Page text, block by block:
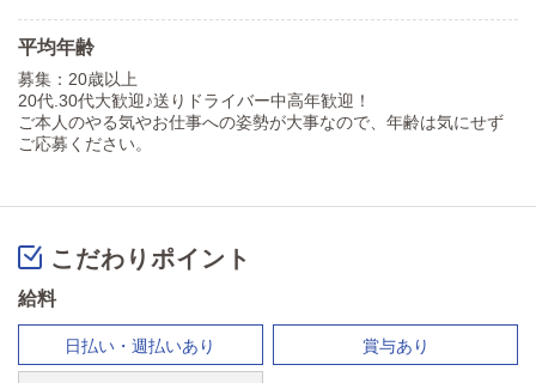
平均年齢
募集：20歳以上
20代.30代大歓迎♪送りドライバー中高年歓迎！
ご本人のやる気やお仕事への姿勢が大事なので、年齢は気にせず
ご応募ください。
こだわりポイント
給料
日払い・週払いあり 賞与あり